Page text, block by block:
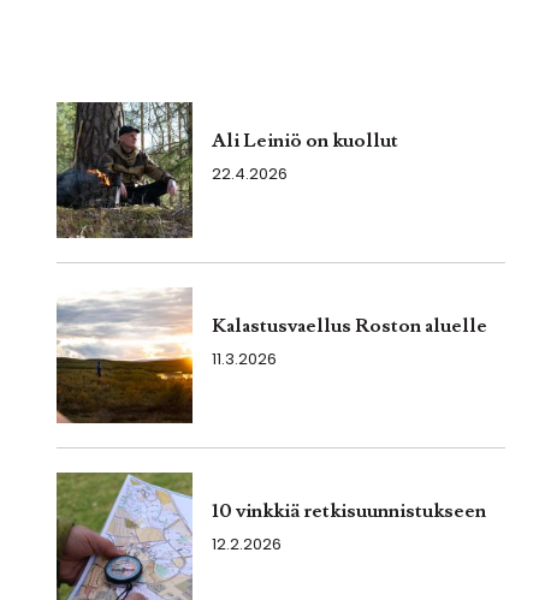
Ali Leiniö on kuollut
22.4.2026
Kalastusvaellus Roston aluelle
11.3.2026
10 vinkkiä retkisuunnistukseen
12.2.2026